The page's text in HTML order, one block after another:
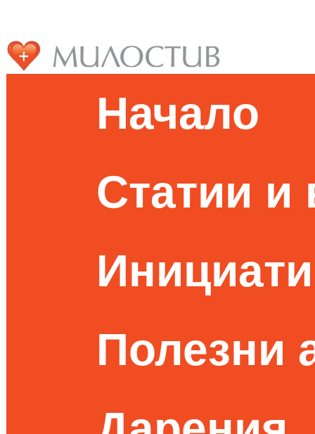
Начало
Статии и
Полезни